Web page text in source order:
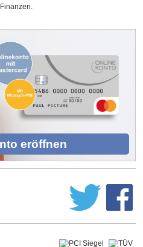
eröffnen